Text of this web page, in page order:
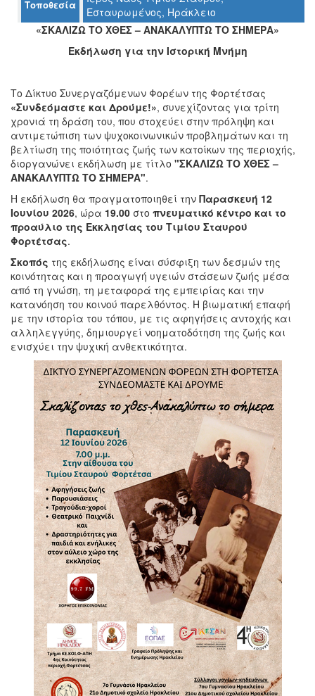
ΔΗΜΟΣ
ΠΟΛΙΤΙΣΜΟΣ
ΑΝΘΕΚΤΙΚΗ
Τοποθεσία
Εσταυρωμένος, Ηράκλειο
«ΣΚΑΛΙΖΩ ΤΟ ΧΘΕΣ – ΑΝΑΚΑΛΥΠΤΩ ΤΟ ΣΗΜΕΡΑ»
Εκδήλωση για την Ιστορική Μνήμη
Το Δίκτυο Συνεργαζόμενων Φορέων της Φορτέτσας
«Συνδεόμαστε και Δρούμε!», συνεχίζοντας για τρίτη
χρονιά τη δράση του, που στοχεύει στην πρόληψη και
αντιμετώπιση των ψυχοκοινωνικών προβλημάτων και τη
βελτίωση της ποιότητας ζωής των κατοίκων της περιοχής,
διοργανώνει εκδήλωση με τίτλο "ΣΚΑΛΙΖΩ ΤΟ ΧΘΕΣ –
ΑΝΑΚΑΛΥΠΤΩ ΤΟ ΣΗΜΕΡΑ".
Η εκδήλωση θα πραγματοποιηθεί την Παρασκευή 12
Ιουνίου 2026, ώρα 19.00 στο πνευματικό κέντρο και το
προαύλιο της Εκκλησίας του Τιμίου Σταυρού
Φορτέτσας.
Σκοπός της εκδήλωσης είναι σύσφιξη των δεσμών της
κοινότητας και η προαγωγή υγειών στάσεων ζωής μέσα
από τη γνώση, τη μεταφορά της εμπειρίας και την
κατανόηση του κοινού παρελθόντος. Η βιωματική επαφή
με την ιστορία του τόπου, με τις αφηγήσεις αντοχής και
αλληλεγγύης, δημιουργεί νοηματοδότηση της ζωής και
ενισχύει την ψυχική ανθεκτικότητα.